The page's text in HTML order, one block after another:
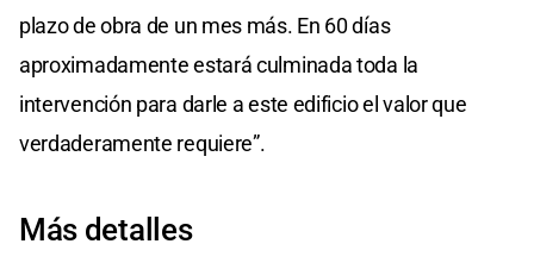
plazo de obra de un mes más. En 60 días
aproximadamente estará culminada toda la
intervención para darle a este edificio el valor que
verdaderamente requiere”.
Más detalles